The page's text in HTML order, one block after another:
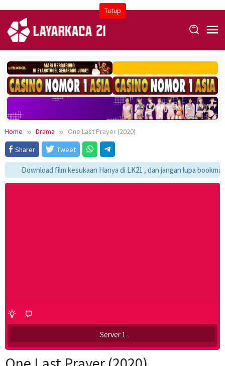
Tutup
content
Home Drama
One Last Prayer (2020)
Sharer
Tweet
Download film kesukaan Hanya di LK21 , dan jangan lupa bookmark
Server 1